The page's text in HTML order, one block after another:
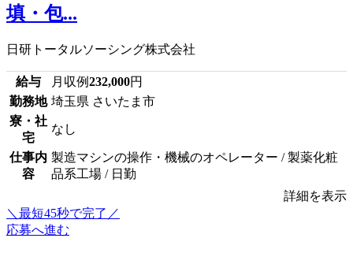
填・包...
日研トータルソーシング株式会社
給与 月収例232,000円
勤務地 埼玉県 さいたま市
寮・社
宅
なし
仕事内
容
製造マシンの操作・機械のオペレーター / 製薬化粧
品系工場 / 日勤
詳細を表示
＼最短45秒で完了／
応募へ進む